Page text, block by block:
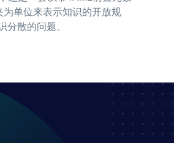
单位来表示知识的开放规
散的问题。